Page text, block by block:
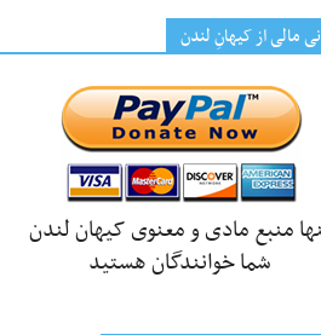
مالی از کیهانِ لندن
منبع مادی و معنوی کیهان لندن
شما خوانندگان هستید